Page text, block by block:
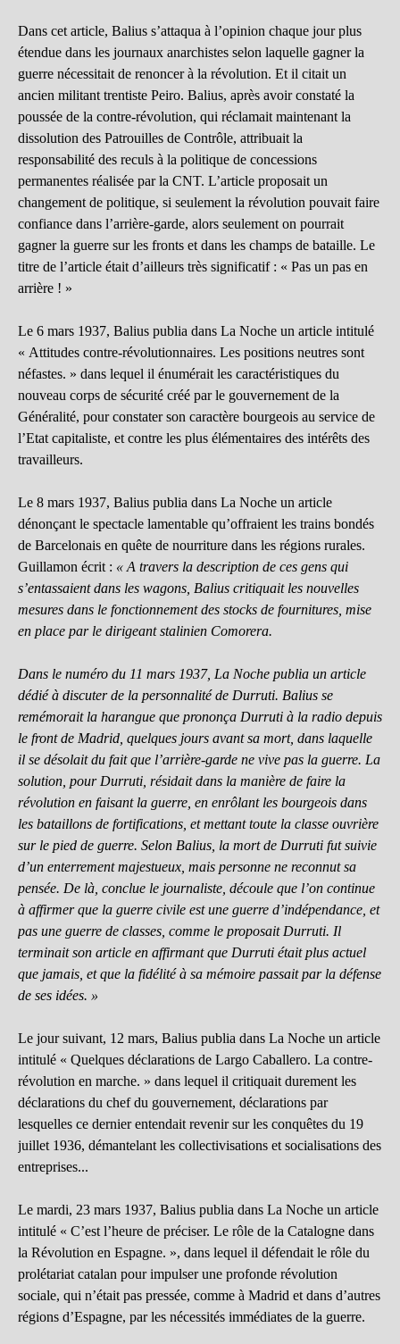
Dans cet article, Balius s’attaqua à l’opinion chaque jour plus
étendue dans les journaux anarchistes selon laquelle gagner la
guerre nécessitait de renoncer à la révolution. Et il citait un
ancien militant trentiste Peiro. Balius, après avoir constaté la
poussée de la contre-révolution, qui réclamait maintenant la
dissolution des Patrouilles de Contrôle, attribuait la
responsabilité des reculs à la politique de concessions
permanentes réalisée par la CNT. L’article proposait un
changement de politique, si seulement la révolution pouvait faire
confiance dans l’arrière-garde, alors seulement on pourrait
gagner la guerre sur les fronts et dans les champs de bataille. Le
titre de l’article était d’ailleurs très significatif : « Pas un pas en
arrière ! »
Le 6 mars 1937, Balius publia dans La Noche un article intitulé
« Attitudes contre-révolutionnaires. Les positions neutres sont
néfastes. » dans lequel il énumérait les caractéristiques du
nouveau corps de sécurité créé par le gouvernement de la
Généralité, pour constater son caractère bourgeois au service de
l’Etat capitaliste, et contre les plus élémentaires des intérêts des
travailleurs.
Le 8 mars 1937, Balius publia dans La Noche un article
dénonçant le spectacle lamentable qu’offraient les trains bondés
de Barcelonais en quête de nourriture dans les régions rurales.
Guillamon écrit : « A travers la description de ces gens qui
s’entassaient dans les wagons, Balius critiquait les nouvelles
mesures dans le fonctionnement des stocks de fournitures, mise
en place par le dirigeant stalinien Comorera.
Dans le numéro du 11 mars 1937, La Noche publia un article
dédié à discuter de la personnalité de Durruti. Balius se
remémorait la harangue que prononça Durruti à la radio depuis
le front de Madrid, quelques jours avant sa mort, dans laquelle
il se désolait du fait que l’arrière-garde ne vive pas la guerre. La
solution, pour Durruti, résidait dans la manière de faire la
révolution en faisant la guerre, en enrôlant les bourgeois dans
les bataillons de fortifications, et mettant toute la classe ouvrière
sur le pied de guerre. Selon Balius, la mort de Durruti fut suivie
d’un enterrement majestueux, mais personne ne reconnut sa
pensée. De là, conclue le journaliste, découle que l’on continue
à affirmer que la guerre civile est une guerre d’indépendance, et
pas une guerre de classes, comme le proposait Durruti. Il
terminait son article en affirmant que Durruti était plus actuel
que jamais, et que la fidélité à sa mémoire passait par la défense
de ses idées. »
Le jour suivant, 12 mars, Balius publia dans La Noche un article
intitulé « Quelques déclarations de Largo Caballero. La contre-
révolution en marche. » dans lequel il critiquait durement les
déclarations du chef du gouvernement, déclarations par
lesquelles ce dernier entendait revenir sur les conquêtes du 19
juillet 1936, démantelant les collectivisations et socialisations des
entreprises...
Le mardi, 23 mars 1937, Balius publia dans La Noche un article
intitulé « C’est l’heure de préciser. Le rôle de la Catalogne dans
la Révolution en Espagne. », dans lequel il défendait le rôle du
prolétariat catalan pour impulser une profonde révolution
sociale, qui n’était pas pressée, comme à Madrid et dans d’autres
régions d’Espagne, par les nécessités immédiates de la guerre.